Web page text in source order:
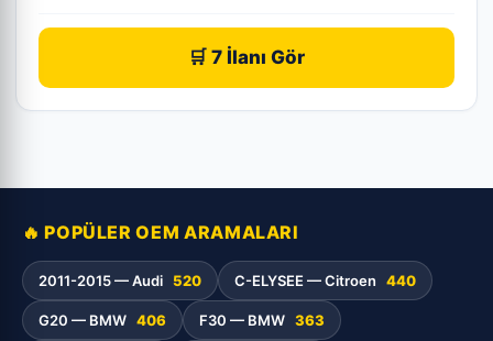
🛒 7 İlanı Gör
🔥 POPÜLER OEM ARAMALARI
2011-2015 — Audi 520 C-ELYSEE — Citroen 440
G20 — BMW 406 F30 — BMW 363